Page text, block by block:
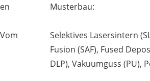
Musterbau:
Selektives Lasersintern
Fusion (SAF), Fused
DLP), Vakuumguss (PU),